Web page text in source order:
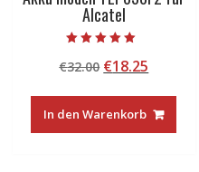
Alcatel
5.00
von 5
€32.00 Ursprünglicher
war:
€32.00
€18.25
ist:
€18.25.
In den Warenkorb